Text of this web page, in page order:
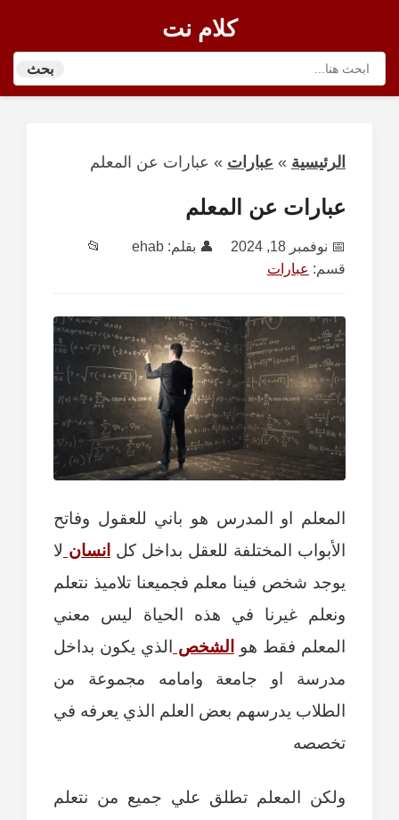
كلام نت
بحث
الرئيسية » عبارات » عبارات عن المعلم
عبارات عن المعلم
📅 نوفمبر 18, 2024 👤 بقلم: ehab
📂
قسم: عبارات
المعلم او المدرس هو باني للعقول وفاتح
الأبواب المختلفة للعقل بداخل كل انسان لا
يوجد شخص فينا معلم فجميعنا تلاميذ نتعلم
ونعلم غيرنا في هذه الحياة ليس معني
المعلم فقط هو
الشخص
الذي يكون بداخل
مدرسة او جامعة وامامه مجموعة من
الطلاب يدرسهم بعض العلم الذي يعرفه في
تخصصه
ولكن المعلم تطلق علي جميع من نتعلم